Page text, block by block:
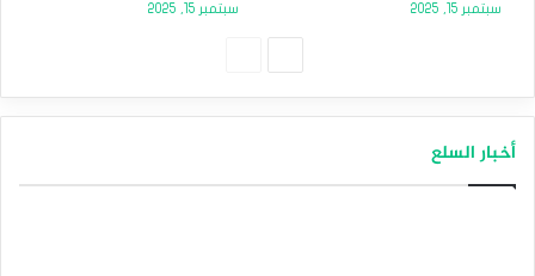
سبتمبر 15, 2025 سبتمبر 15, 2025
أخبار السلع